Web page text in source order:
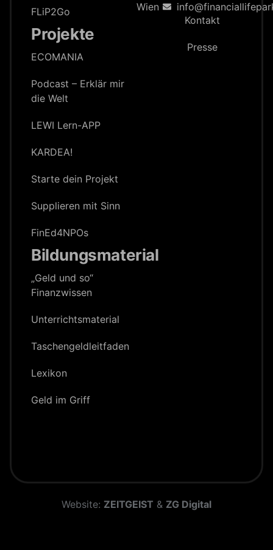
FLiP2Go
Projekte
ECOMANIA
Podcast – Erklär mir
die Welt
LEWI Lern-APP
KARDEA!
Starte dein Projekt
Supplieren mit Sinn
FinEd4NPOs
Bildungsmaterial
„Geld und so“
Finanzwissen
Unterrichts­material
Taschengeld­leitfaden
Lexikon
Geld im Griff
Wien
Kontakt
Presse
Website: ZEITGEIST & ZG Digital